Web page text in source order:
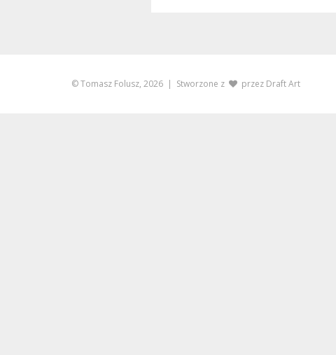
© Tomasz Folusz, 2026 | Stworzone z przez Draft Art